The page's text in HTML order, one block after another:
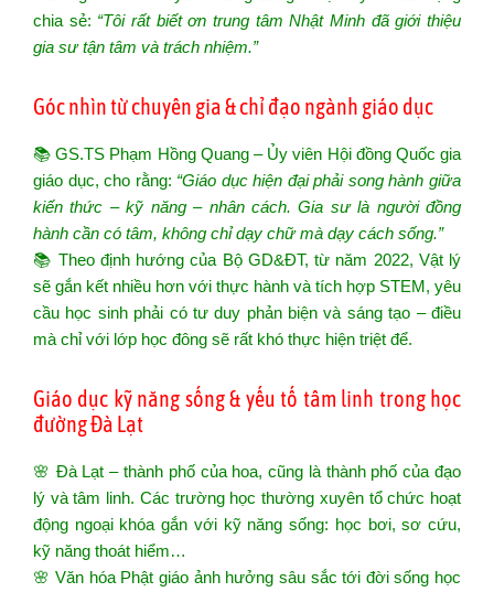
chia sẻ: “Tôi rất biết ơn trung tâm Nhật Minh đã giới thiệu
gia sư tận tâm và trách nhiệm.”
Góc nhìn từ chuyên gia & chỉ đạo ngành giáo dục
📚 GS.TS Phạm Hồng Quang – Ủy viên Hội đồng Quốc gia
giáo dục, cho rằng: “Giáo dục hiện đại phải song hành giữa
kiến thức – kỹ năng – nhân cách. Gia sư là người đồng
hành cần có tâm, không chỉ dạy chữ mà dạy cách sống.”
📚 Theo định hướng của Bộ GD&ĐT, từ năm 2022, Vật lý
sẽ gắn kết nhiều hơn với thực hành và tích hợp STEM, yêu
cầu học sinh phải có tư duy phản biện và sáng tạo – điều
mà chỉ với lớp học đông sẽ rất khó thực hiện triệt để.
Giáo dục kỹ năng sống & yếu tố tâm linh trong học
đường Đà Lạt
🌸 Đà Lạt – thành phố của hoa, cũng là thành phố của đạo
lý và tâm linh. Các trường học thường xuyên tổ chức hoạt
động ngoại khóa gắn với kỹ năng sống: học bơi, sơ cứu,
kỹ năng thoát hiểm…
🌸 Văn hóa Phật giáo ảnh hưởng sâu sắc tới đời sống học